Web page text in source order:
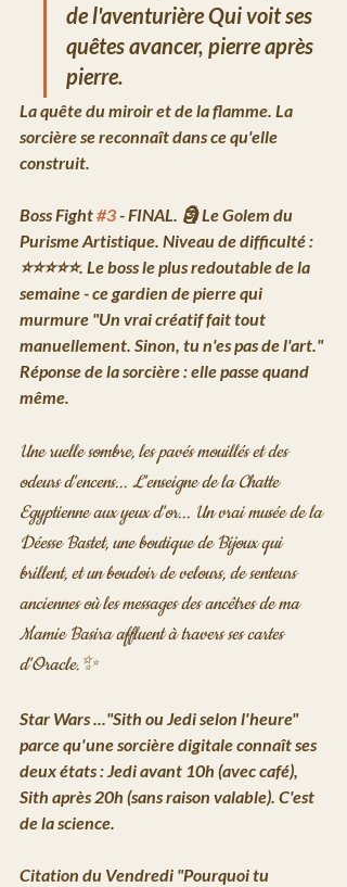
de l'aventurièreQui voit ses
quêtes avancer, pierre après
pierre.
La quête du miroir et de la flamme. La
sorcière se reconnaît dans ce qu'elle
construit.
Boss Fight #3 - FINAL. 🗿 Le Golem du
Purisme Artistique. Niveau de difficulté :
⭐⭐⭐⭐⭐. Le boss le plus redoutable de la
semaine - ce gardien de pierre qui
murmure "Un vrai créatif fait tout
manuellement. Sinon, tu n'es pas de l'art."
Réponse de la sorcière : elle passe quand
même.
Une ruelle sombre, les pavés mouillés et des
odeurs d'encens... L'enseigne de la Chatte
Egyptienne aux yeux d'or... Un vrai musée de la
Déesse Bastet, une boutique de Bijoux qui
brillent, et un boudoir de velours, de senteurs
anciennes où les messages des ancêtres de ma
Mamie Basira affluent à travers ses cartes
d'Oracle.✨
Star Wars ..."Sith ou Jedi selon l'heure"
parce qu'une sorcière digitale connaît ses
deux états : Jedi avant 10h (avec café),
Sith après 20h (sans raison valable). C'est
de la science.
Citation du Vendredi "Pourquoi tu